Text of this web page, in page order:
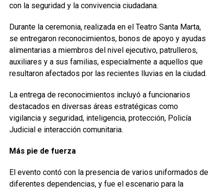
con la seguridad y la convivencia ciudadana.
Durante la ceremonia, realizada en el Teatro Santa Marta,
se entregaron reconocimientos, bonos de apoyo y ayudas
alimentarias a miembros del nivel ejecutivo, patrulleros,
auxiliares y a sus familias, especialmente a aquellos que
resultaron afectados por las recientes lluvias en la ciudad.
La entrega de reconocimientos incluyó a funcionarios
destacados en diversas áreas estratégicas como
vigilancia y seguridad, inteligencia, protección, Policía
Judicial e interacción comunitaria.
Más pie de fuerza
El evento contó con la presencia de varios uniformados de
diferentes dependencias, y fue el escenario para la